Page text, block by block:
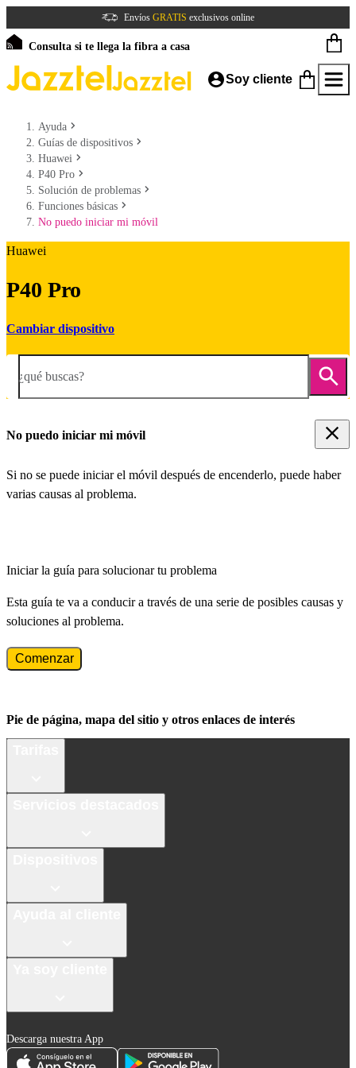
Envíos GRATIS exclusivos online
Consulta si te llega la fibra a casa
Soy cliente
Ayuda
Guías de dispositivos
Huawei
P40 Pro
Solución de problemas
Funciones básicas
No puedo iniciar mi móvil
Huawei
P40 Pro
Cambiar dispositivo
¿qué buscas?
No puedo iniciar mi móvil
Si no se puede iniciar el móvil después de encenderlo, puede haber
varias causas al problema.
Iniciar la guía para solucionar tu problema
Esta guía te va a conducir a través de una serie de posibles causas y
soluciones al problema.
Comenzar
Pie de página, mapa del sitio y otros enlaces de interés
Descarga nuestra App